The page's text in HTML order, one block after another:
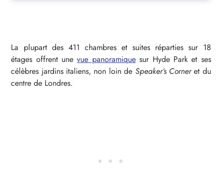
La plupart des 411 chambres et suites réparties sur 18
étages offrent unevue panoramiquesur Hyde Park et ses
célèbres jardins italiens, non loin de Speaker’s Corneret du
centre de Londres.